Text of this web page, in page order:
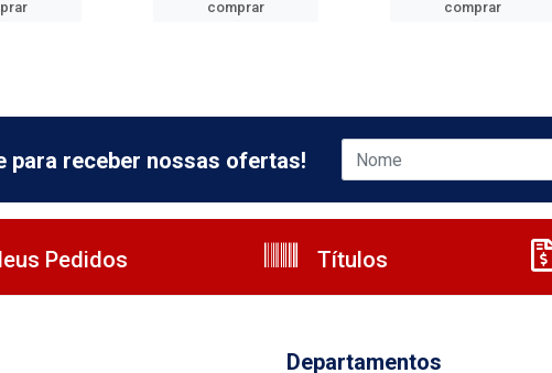
comprar
comprar
para receber nossas ofertas!
Pedidos Títulos
Departamentos